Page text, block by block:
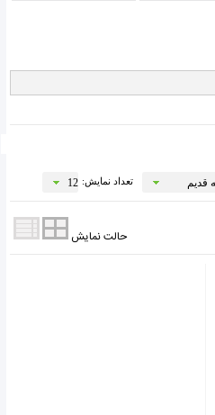
تعداد نمایش:
حالت نمایش